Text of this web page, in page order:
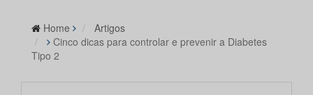
Home
Artigos
Cinco dicas para controlar e prevenir a Diabetes
Tipo 2